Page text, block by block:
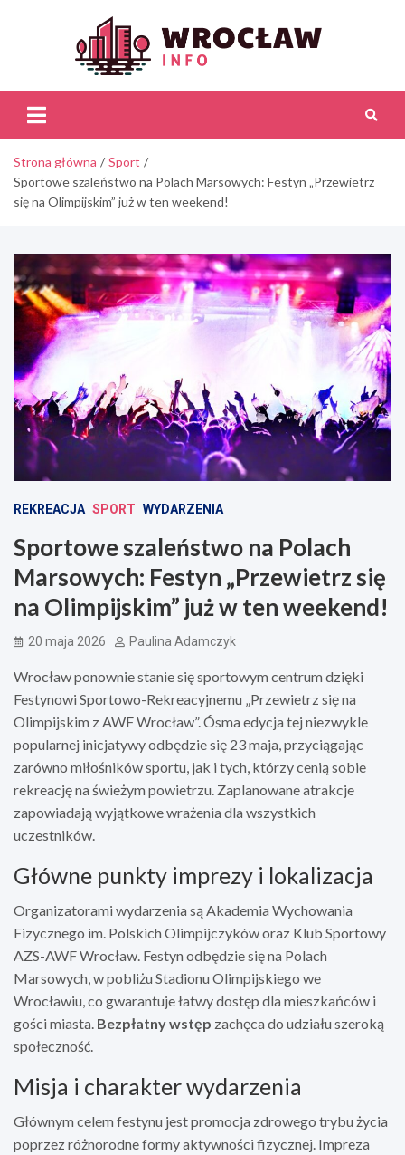
Strona główna
Sport
Sportowe szaleństwo na Polach Marsowych: Festyn „Przewietrz
się na Olimpijskim” już w ten weekend!
REKREACJA SPORT WYDARZENIA
Sportowe szaleństwo na Polach
Marsowych: Festyn „Przewietrz się
na Olimpijskim” już w ten weekend!
20 maja 2026 Paulina Adamczyk
Wrocław ponownie stanie się sportowym centrum dzięki
Festynowi Sportowo-Rekreacyjnemu „Przewietrz się na
Olimpijskim z AWF Wrocław”. Ósma edycja tej niezwykle
popularnej inicjatywy odbędzie się 23 maja, przyciągając
zarówno miłośników sportu, jak i tych, którzy cenią sobie
rekreację na świeżym powietrzu. Zaplanowane atrakcje
zapowiadają wyjątkowe wrażenia dla wszystkich
uczestników.
Główne punkty imprezy i lokalizacja
Organizatorami wydarzenia są Akademia Wychowania
Fizycznego im. Polskich Olimpijczyków oraz Klub Sportowy
AZS-AWF Wrocław. Festyn odbędzie się na Polach
Marsowych, w pobliżu Stadionu Olimpijskiego we
Wrocławiu, co gwarantuje łatwy dostęp dla mieszkańców i
gości miasta. Bezpłatny wstęp zachęca do udziału szeroką
społeczność.
Misja i charakter wydarzenia
Głównym celem festynu jest promocja zdrowego trybu życia
poprzez różnorodne formy aktywności fizycznej. Impreza